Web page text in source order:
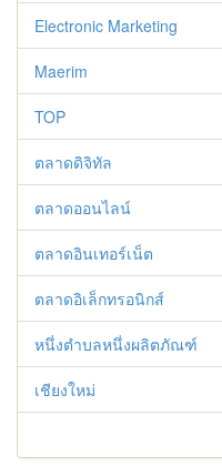
Electronic Marketing
Maerim
TOP
ตลาดดิจิทัล
ตลาดออนไลน์
ตลาดอินเทอร์เน็ต
ตลาดอิเล็กทรอนิกส์
หนึ่งตำบลหนึ่งผลิตภัณฑ์
เชียงใหม่